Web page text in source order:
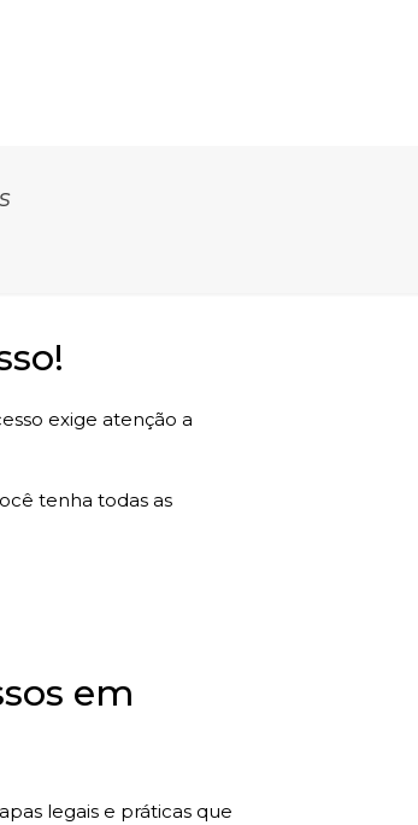
exige atenção a
tenha todas as
em
legais e práticas que